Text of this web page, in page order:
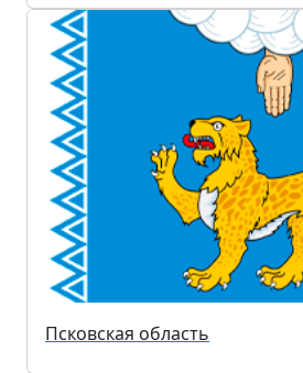
Псковская область